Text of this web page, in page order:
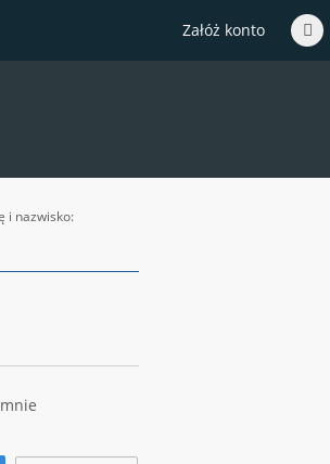
Załóż konto
i nazwisko: